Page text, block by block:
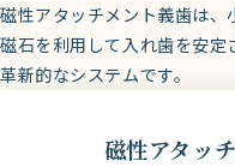
磁性アタッチメント義歯は、
磁石を利用して入れ歯を安定
革新的なシステムです。
磁性アタッ